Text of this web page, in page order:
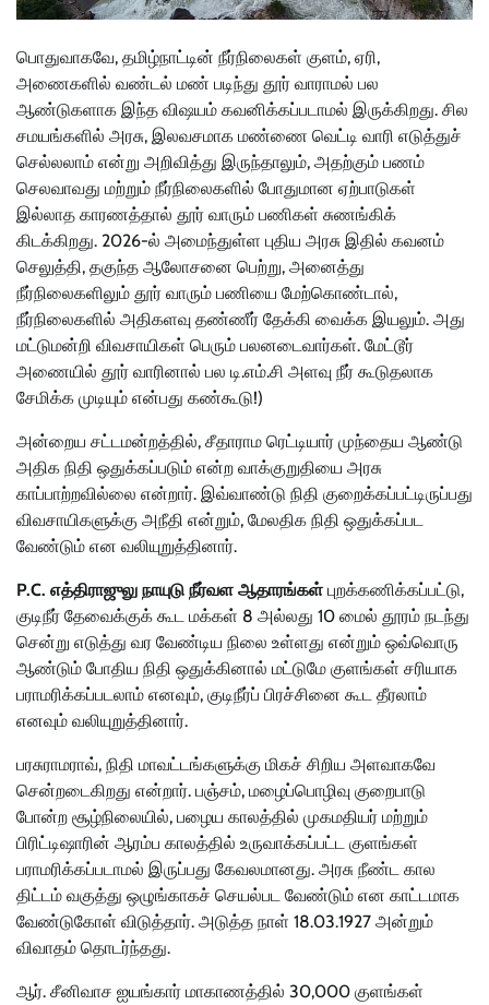
பொதுவாகவே, தமிழ்நாட்டின் நீர்நிலைகள் குளம், ஏரி,
அணைகளில் வண்டல் மண் படிந்து தூர் வாராமல் பல
ஆண்டுகளாக இந்த விஷயம் கவனிக்கப்படாமல் இருக்கிறது. சில
சமயங்களில் அரசு, இலவசமாக மண்ணை வெட்டி வாரி எடுத்துச்
செல்லலாம் என்று அறிவித்து இருந்தாலும், அதற்கும் பணம்
செலவாவது மற்றும் நீர்நிலைகளில் போதுமான ஏற்பாடுகள்
இல்லாத காரணத்தால் தூர் வாரும் பணிகள் சுணங்கிக்
கிடக்கிறது. 2026-ல் அமைந்துள்ள புதிய அரசு இதில் கவனம்
செலுத்தி, தகுந்த ஆலோசனை பெற்று, அனைத்து
நீர்நிலைகளிலும் தூர் வாரும் பணியை மேற்கொண்டால்,
நீர்நிலைகளில் அதிகளவு தண்ணீர் தேக்கி வைக்க இயலும். அது
மட்டுமன்றி விவசாயிகள் பெரும் பலனடைவார்கள். மேட்டூர்
அணையில் தூர் வாரினால் பல டி.எம்.சி அளவு நீர் கூடுதலாக
சேமிக்க முடியும் என்பது கண்கூடு!)
அன்றைய சட்டமன்றத்தில், சீதாராம ரெட்டியார் முந்தைய ஆண்டு
அதிக நிதி ஒதுக்கப்படும் என்ற வாக்குறுதியை அரசு
காப்பாற்றவில்லை என்றார். இவ்வாண்டு நிதி குறைக்கப்பட்டிருப்பது
விவசாயிகளுக்கு அநீதி என்றும், மேலதிக நிதி ஒதுக்கப்பட
வேண்டும் என வலியுறுத்தினார்.
P.C. எத்திராஜுலு நாயுடு நீர்வள ஆதாரங்கள் புறக்கணிக்கப்பட்டு,
குடிநீர் தேவைக்குக் கூட மக்கள் 8 அல்லது 10 மைல் தூரம் நடந்து
சென்று எடுத்து வர வேண்டிய நிலை உள்ளது என்றும் ஒவ்வொரு
ஆண்டும் போதிய நிதி ஒதுக்கினால் மட்டுமே குளங்கள் சரியாக
பராமரிக்கப்படலாம் எனவும், குடிநீர்ப் பிரச்சினை கூட தீரலாம்
எனவும் வலியுறுத்தினார்.
பரசுராமராவ், நிதி மாவட்டங்களுக்கு மிகச் சிறிய அளவாகவே
சென்றடைகிறது என்றார். பஞ்சம், மழைப்பொழிவு குறைபாடு
போன்ற சூழ்நிலையில், பழைய காலத்தில் முகமதியர் மற்றும்
பிரிட்டிஷாரின் ஆரம்ப காலத்தில் உருவாக்கப்பட்ட குளங்கள்
பராமரிக்கப்படாமல் இருப்பது கேவலமானது. அரசு நீண்ட கால
திட்டம் வகுத்து ஒழுங்காகச் செயல்பட வேண்டும் என காட்டமாக
வேண்டுகோள் விடுத்தார். அடுத்த நாள் 18.03.1927 அன்றும்
விவாதம் தொடர்ந்தது.
ஆர். சீனிவாச ஐயங்கார் மாகாணத்தில் 30,000 குளங்கள்